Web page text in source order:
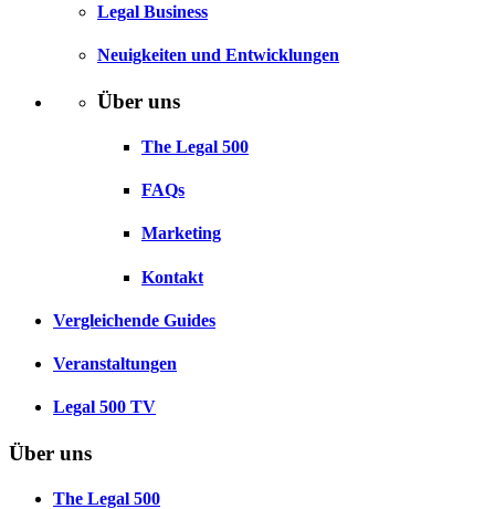
Legal Business
Neuigkeiten und Entwicklungen
Über uns
The Legal 500
FAQs
Marketing
Kontakt
Vergleichende Guides
Veranstaltungen
Legal 500 TV
Über uns
The Legal 500